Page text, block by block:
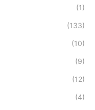
(1)
(133)
(10)
(9)
(12)
(4)